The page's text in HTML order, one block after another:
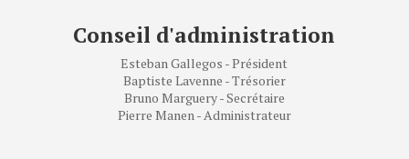
Conseil d'administration
Esteban Gallegos - Président
Baptiste Lavenne - Trésorier
Bruno Marguery - Secrétaire
Pierre Manen - Administrateur